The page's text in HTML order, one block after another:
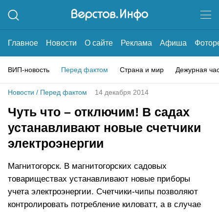
Главное Новости О сайте Реклама Афиша
ВИП-новость Перед фактом Страна и мир Дежурная
Новости / Перед фактом 14 декабря 2014
Чуть что – отключим! В садах
устанавливают новые счетчики
электроэнергии
Магнитогорск. В магнитогорских садовых
товариществах устанавливают новые приборы
учета электроэнергии. Счетчики-чипы позволяют
контролировать потребление киловатт, а в случае